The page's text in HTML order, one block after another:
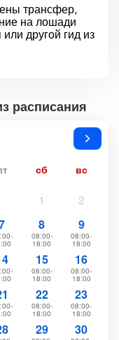
трансфер,
на лошади
другой гид из
расписания
сб вс
1 2
8
08:00-
18:00
9
08:00-
18:00
15
08:00-
18:00
16
08:00-
18:00
22
08:00-
18:00
23
08:00-
18:00
29 30